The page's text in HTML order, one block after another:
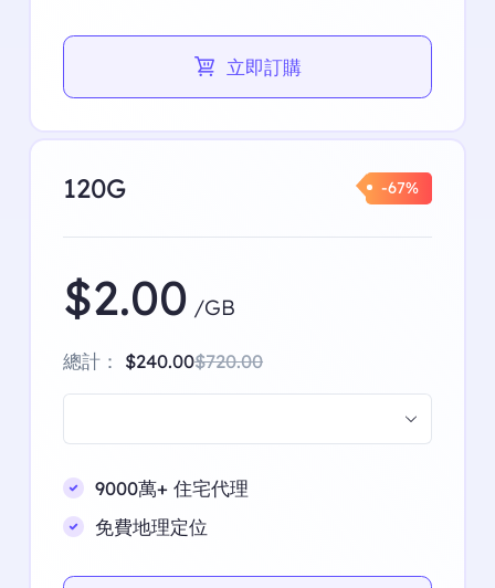
立即訂購
120G -67%
$2.00 /GB
總計： $240.00$720.00
9000萬+ 住宅代理
免費地理定位